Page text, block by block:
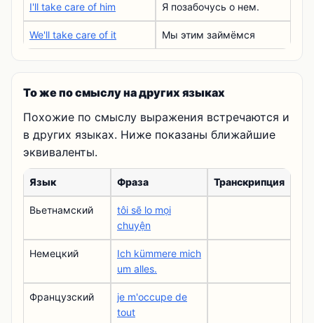
I'll take care of him Я позабочусь о нем.
We'll take care of it Мы этим займёмся
То же по смыслу на других языках
Похожие по смыслу выражения встречаются и
в других языках. Ниже показаны ближайшие
эквиваленты.
Язык Фраза Транскрипция
Вьетнамский
tôi sẽ lo mọi
chuyện
Немецкий
Ich kümmere mich
um alles.
Французский
je m'occupe de
tout